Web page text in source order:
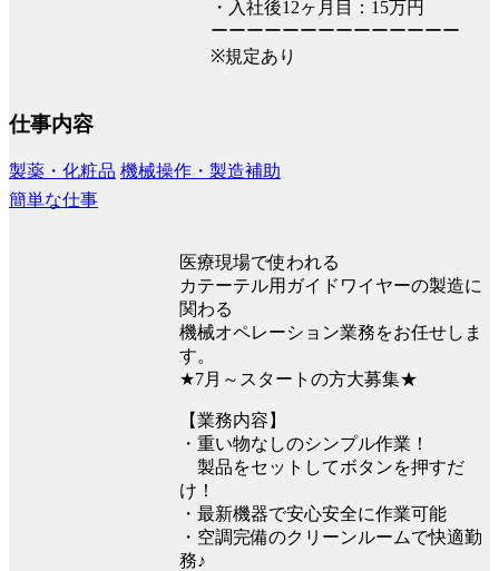
・入社後12ヶ月目：15万円
ーーーーーーーーーーーーーー
※規定あり
仕事内容
製薬・化粧品 機械操作・製造補助
簡単な仕事
医療現場で使われる
カテーテル用ガイドワイヤーの製造に
関わる
機械オペレーション業務をお任せしま
す。
★7月～スタートの方大募集★
【業務内容】
・重い物なしのシンプル作業！
製品をセットしてボタンを押すだ
け！
・最新機器で安心安全に作業可能
・空調完備のクリーンルームで快適勤
務♪